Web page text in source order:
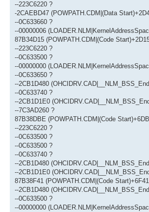
--223C6220 ?
-2CAEBD47 (POWPATH.CDM|(Data
--0C633660 ?
--00000006
87B34D15 (POWPATH.CDM|(Code
--223C6220 ?
--0C633500 ?
--00000000
--0C633650 ?
--2CB1D480
--0C633740 ?
--2CB1D1E0
--7C3AD260 ?
87B38DBE (POWPATH.CDM|(Code
--223C6220 ?
--0C633500 ?
--0C633500 ?
--0C633740 ?
--2CB1D480
--2CB1D1E0
87B38F41 (POWPATH.CDM|(Code
--2CB1D480
--0C633500 ?
--00000000